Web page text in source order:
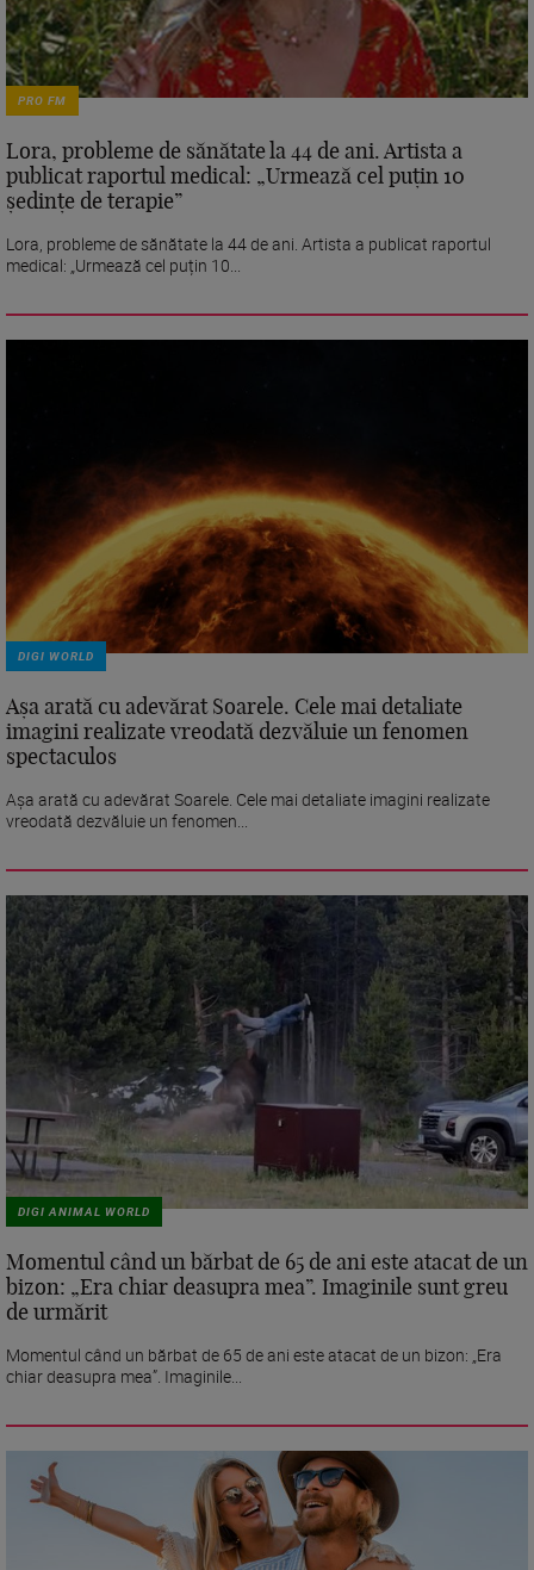
PRO FM
Lora, probleme de sănătate la 44 de ani. Artista a
publicat raportul medical: „Urmează cel puțin 10
ședințe de terapie”
Lora, probleme de sănătate la 44 de ani. Artista a publicat raportul
medical: „Urmează cel puțin 10...
DIGI WORLD
Așa arată cu adevărat Soarele. Cele mai detaliate
imagini realizate vreodată dezvăluie un fenomen
spectaculos
Așa arată cu adevărat Soarele. Cele mai detaliate imagini realizate
vreodată dezvăluie un fenomen...
DIGI ANIMAL WORLD
Momentul când un bărbat de 65 de ani este atacat de un
bizon: „Era chiar deasupra mea”. Imaginile sunt greu
de urmărit
Momentul când un bărbat de 65 de ani este atacat de un bizon: „Era
chiar deasupra mea”. Imaginile...